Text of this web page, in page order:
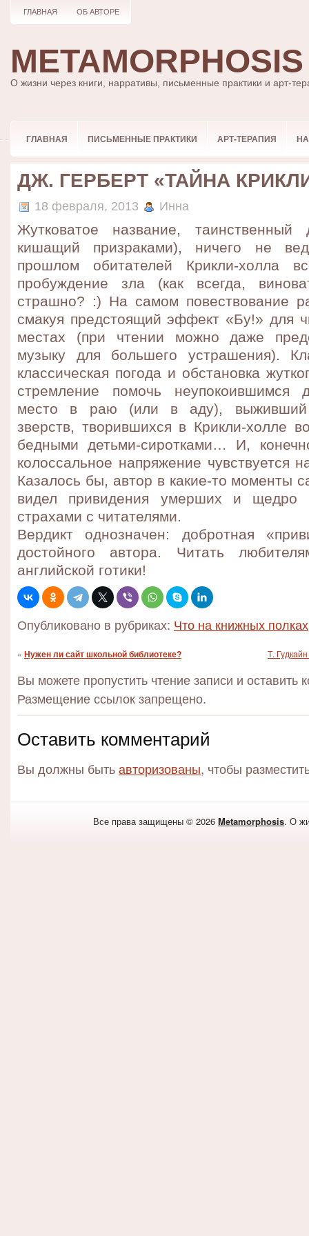
ГЛАВНАЯ ОБ АВТОРЕ
METAMORPHOSIS
О жизни через книги, нарративы, письменные практики и арт-
ГЛАВНАЯ ПИСЬМЕННЫЕ ПРАКТИКИ АРТ-ТЕРАПИЯ
ДЖ. ГЕРБЕРТ «ТАЙНА
18 февраля, 2013 Инна
Жутковатое название, таинственный
кишащий призраками), ничего не
прошлом обитателей Крикли-холла
пробуждение зла (как всегда,
страшно? :) На самом повествование
смакуя предстоящий эффект «Бу!» для
местах (при чтении можно даже
музыку для большего устрашения).
классическая погода и обстановка
стремление помочь неупокоившимся
место в раю (или в аду), выживший
зверств, творившихся в Крикли-холле
бедными детьми-сиротками… И,
колоссальное напряжение чувствуется
Казалось бы, автор в какие-то моменты
видел привидения умерших и щедро
страхами с читателями.
Вердикт однозначен: добротная
достойного автора. Читать
английской готики!
Опубликовано в рубриках: Что на книжных полках
« Нужен ли сайт школьной библиотеке? Т.
Вы можете пропустить чтение записи и оставить
Размещение ссылок запрещено.
Оставить комментарий
Вы должны бытьавторизованы, чтобы
Все права защищены © 2026 Metamorphosis. О